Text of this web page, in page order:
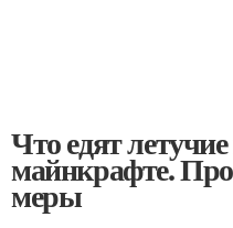
Что едят
майнкрафте.
меры